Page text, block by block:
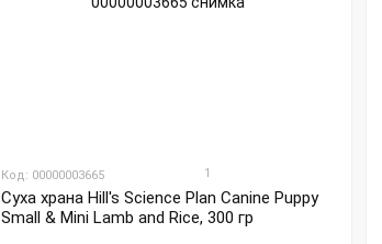
Код: 00000003665 1
Суха храна Hill's Science Plan Canine Puppy
Small & Mini Lamb and Rice, 300 гр